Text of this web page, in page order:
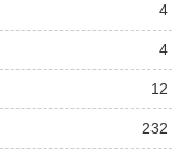
4
4
12
232